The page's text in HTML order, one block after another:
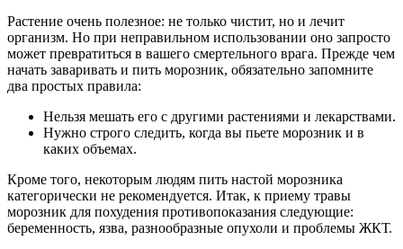
Растение очень полезное: не только чистит, но и лечит
организм. Но при неправильном использовании оно запросто
может превратиться в вашего смертельного врага. Прежде чем
начать заваривать и пить морозник, обязательно запомните
два простых правила:
Нельзя мешать его с другими растениями и лекарствами.
Нужно строго следить, когда вы пьете морозник и в
каких объемах.
Кроме того, некоторым людям пить настой морозника
категорически не рекомендуется. Итак, к приему травы
морозник для похудения противопоказания следующие:
беременность, язва, разнообразные опухоли и проблемы ЖКТ.